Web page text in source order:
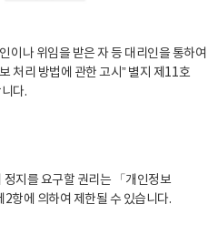
이나 위임을 받은 자 등 대리인을 통하여
처리 방법에 관한 고시” 별지 제11호
다.
정지를 요구할 권리는 「개인정보
항에 의하여 제한될 수 있습니다.